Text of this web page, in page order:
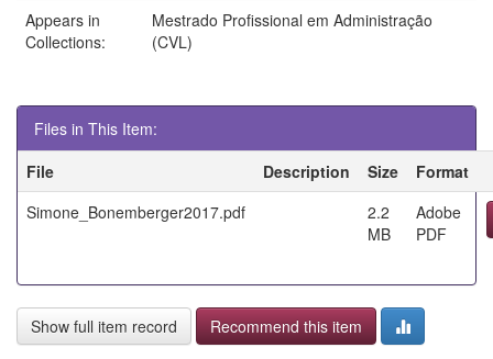
Appears in
Collections:
Mestrado Profissional em Administração
(CVL)
Files in This Item:
File
Description Size
Format
Simone_Bonemberger2017.pdf
2.2
MB
Adobe
PDF
Show full item record Recommend this item